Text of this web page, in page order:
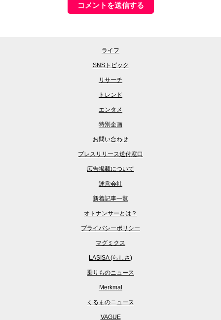
ライフ
SNSトピック
リサーチ
トレンド
エンタメ
特別企画
お問い合わせ
プレスリリース送付窓口
広告掲載について
運営会社
新着記事一覧
オトナンサーとは？
プライバシーポリシー
マグミクス
LASISA (らしさ)
乗りものニュース
Merkmal
くるまのニュース
VAGUE